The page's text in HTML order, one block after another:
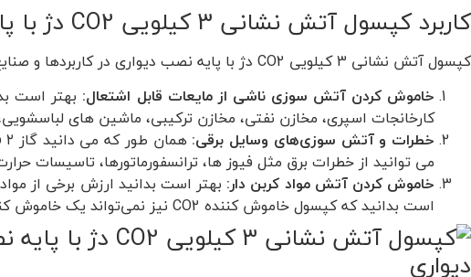
کاربرد کپسول آتش نشانی 3 کیلویی CO2 دژ با پایه نصب دیواری
کپسول آتش نشانی 3 کیلویی CO2 دژ با پایه نصب دیواری در کاربردها و صنایع بسیاری برای ایمنی محیط و اطفاء حریق مورد استفاده قرار می‌گیرد. برخی از کاربردهای این محصول به شرح زیر است.
خاموش کردن آتش سوزی ناشی از مایعات قابل اشتعال:
کارخانجات اسپری، مخازن نفتی، مخازن ترکیبی، ماشین های
خطرات و آتش سوزی‌های وسایل برقی:
می توانید از خطرات برق مثل فیوز ها، ترانسفورماتورها، تاسیسات
خاموش کردن آتش مواد کربن دار: بهتر است بدانید ارزش برخی از
است بدانید که کپسول خاموش کننده CO2 نیز نمی‌تواند یک خاموش کننده بسیار عالی به حساب آید. به عنوان مثال می‌توان به آرشیوها، گالری های هنری، موزه ها، انواع فیلم و اسناد اشاره کرد.